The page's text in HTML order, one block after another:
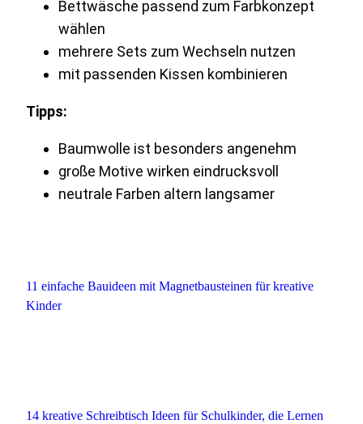
Bettwäsche passend zum Farbkonzept
wählen
mehrere Sets zum Wechseln nutzen
mit passenden Kissen kombinieren
Tipps:
Baumwolle ist besonders angenehm
große Motive wirken eindrucksvoll
neutrale Farben altern langsamer
11 einfache Bauideen mit Magnetbausteinen für kreative
Kinder
14 kreative Schreibtisch Ideen für Schulkinder, die Lernen